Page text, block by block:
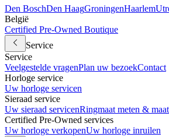
Den BoschDen HaagGroningenHaarlem
België
Certified Pre-Owned Boutique
Service
Service
Veelgestelde vragenPlan uw bezoekContact
Horloge service
Uw horloge servicen
Sieraad service
Uw sieraad servicenRingmaat meten &
Certified Pre-Owned services
Uw horloge verkopenUw horloge inruilen